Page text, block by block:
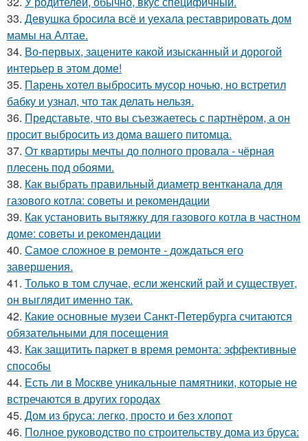
33. Девушка бросила всё и уехала реставрировать дом
мамы на Алтае.
34. Во-первых, зацените какой изысканный и дорогой
интерьер в этом доме!
35. Парень хотел выбросить мусор ночью, но встретил
бабку и узнал, что так делать нельзя.
36. Представьте, что вы съезжаетесь с партнёром, а он
просит выбросить из дома вашего питомца.
37. От квартиры мечты до полного провала - чёрная
плесень под обоями.
38. Как выбрать правильный диаметр вентканала для
газового котла: советы и рекомендации
39. Как установить вытяжку для газового котла в частном
доме: советы и рекомендации
40. Самое сложное в ремонте - дождаться его
завершения.
41. Только в том случае, если женский рай и существует,
он выглядит именно так.
42. Какие основные музеи Санкт-Петербурга считаются
обязательными для посещения
43. Как защитить паркет в время ремонта: эффективные
способы
44. Есть ли в Москве уникальные памятники, которые не
встречаются в других городах
45. Дом из бруса: легко, просто и без хлопот
46. Полное руководство по строительству дома из бруса: